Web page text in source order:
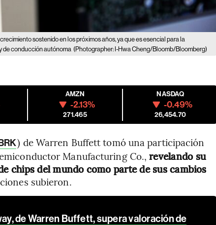
sostenido en los próximos años, ya que es esencial para la
de conducción autónoma (Photographer: I-Hwa Cheng/Bloomb/Bloomberg)
AMZN
-2.13%
271.465
NASDAQ
-0.49%
26,454.70
) de Warren Buffett tomó una participación
Manufacturing Co.,revelando su
chips del mundo como parte de sus cambios
subieron.
de Warren Buffett, supera valoración de